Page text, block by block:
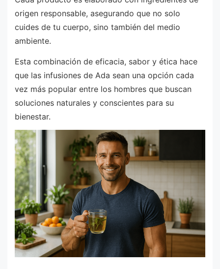
origen responsable, asegurando que no solo
cuides de tu cuerpo, sino también del medio
ambiente.
Esta combinación de eficacia, sabor y ética hace
que las infusiones de Ada sean una opción cada
vez más popular entre los hombres que buscan
soluciones naturales y conscientes para su
bienestar.